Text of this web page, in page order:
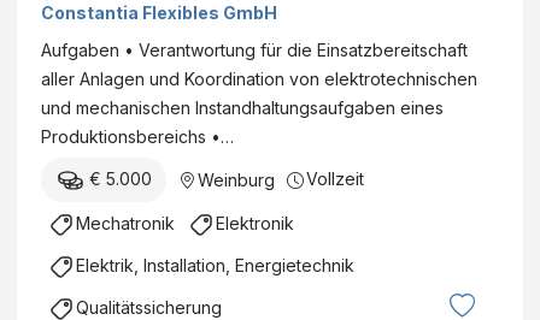
Constantia Flexibles GmbH
Aufgaben • Verantwortung für die Einsatzbereitschaft
aller Anlagen und Koordination von elektrotechnischen
und mechanischen Instandhaltungsaufgaben eines
Produktionsbereichs •…
€ 5.000 Weinburg Vollzeit
Mechatronik Elektronik
Elektrik, Installation, Energietechnik
Qualitätssicherung